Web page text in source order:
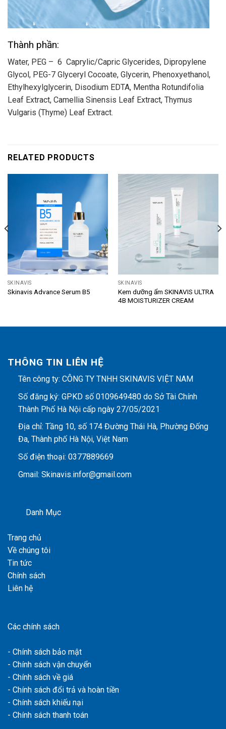
Thành phần:
Water, PEG – 6 Caprylic/Capric Glycerides, Dipropylene
Glycol, PEG-7 Glyceryl Cocoate, Glycerin, Phenoxyethanol,
Ethylhexylglycerin, Disodium EDTA, Mentha Rotundifolia
Leaf Extract, Camellia Sinensis Leaf Extract, Thymus
Vulgaris (Thyme) Leaf Extract.
RELATED PRODUCTS
SKINAVIS
Skinavis Advance Serum B5
SKINAVIS
Kem dưỡng ẩm SKINAVIS ULTRA
4B MOISTURIZER CREAM
THÔNG TIN LIÊN HỆ
Tên công ty: CÔNG TY TNHH SKINAVIS VIỆT NAM
Số đăng ký: GPKD số 0109649480 do Sở Tài Chính
Thành Phố Hà Nội cấp ngày 27/05/2021
Địa chỉ: Tầng 10, số 174 Đường Thái Hà, Phường Đống
Đa, Thành phố Hà Nội, Việt Nam
Số điện thoại: 0377889669
Gmail: Skinavis.infor@gmail.com
Danh Mục
Trang chủ
Về chúng tôi
Tin tức
Chính sách
Liên hệ
Các chính sách
- Chính sách bảo mật
- Chính sách vận chuyển
- Chính sách về giá
- Chính sách đổi trả và hoàn tiền
- Chính sách khiếu nại
- Chính sách thanh toán